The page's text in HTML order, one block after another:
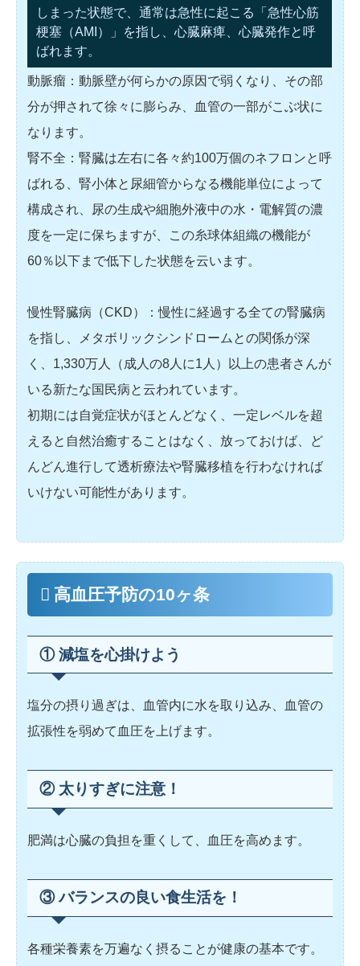
しまった状態で、通常は急性に起こる「急性心筋
梗塞（AMI）」を指し、心臓麻痺、心臓発作と呼
ばれます。
動脈瘤：動脈壁が何らかの原因で弱くなり、その部
分が押されて徐々に膨らみ、血管の一部がこぶ状に
なります。
腎不全：腎臓は左右に各々約100万個のネフロンと呼
ばれる、腎小体と尿細管からなる機能単位によって
構成され、尿の生成や細胞外液中の水・電解質の濃
度を一定に保ちますが、この糸球体組織の機能が
60％以下まで低下した状態を云います。
慢性腎臓病（CKD）：慢性に経過する全ての腎臓病
を指し、メタボリックシンドロームとの関係が深
く、1,330万人（成人の8人に1人）以上の患者さんが
いる新たな国民病と云われています。
初期には自覚症状がほとんどなく、一定レベルを超
えると自然治癒することはなく、放っておけば、ど
んどん進行して透析療法や腎臓移植を行わなければ
いけない可能性があります。
高血圧予防の10ヶ条
① 減塩を心掛けよう
塩分の摂り過ぎは、血管内に水を取り込み、血管の
拡張性を弱めて血圧を上げます。
② 太りすぎに注意！
肥満は心臓の負担を重くして、血圧を高めます。
③ バランスの良い食生活を！
各種栄養素を万遍なく摂ることが健康の基本です。